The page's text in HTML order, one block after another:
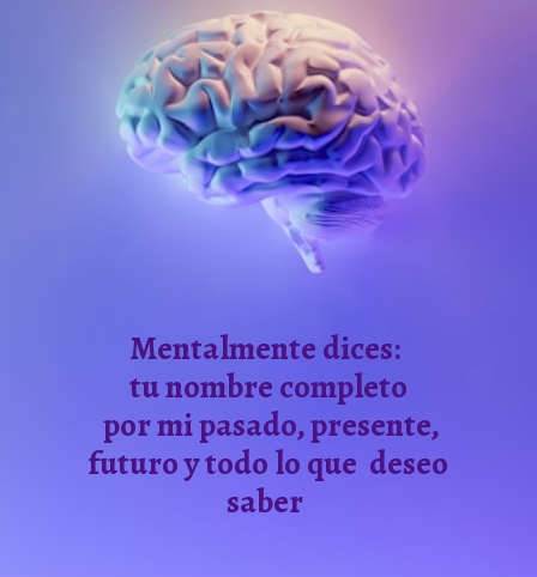
Mentalmente dices:
tu nombre completo
por mi pasado, presente,
futuro y todo lo que deseo
saber